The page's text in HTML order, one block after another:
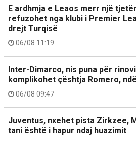
E ardhmja e Leaos merr një
refuzohet nga klubi i Premier
drejt Turqisë
06/08 11:19
Inter-Dimarco, nis puna për
komplikohet çështja Romero,
06/08 09:47
Juventus, nxehet pista Zirkzee,
tani është i hapur ndaj huazimit